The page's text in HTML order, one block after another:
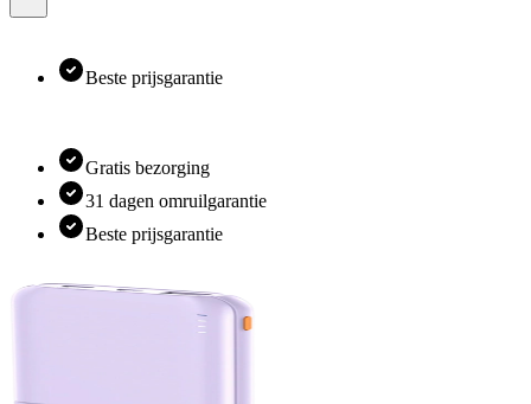
Beste prijsgarantie
Gratis bezorging
31 dagen omruilgarantie
Beste prijsgarantie